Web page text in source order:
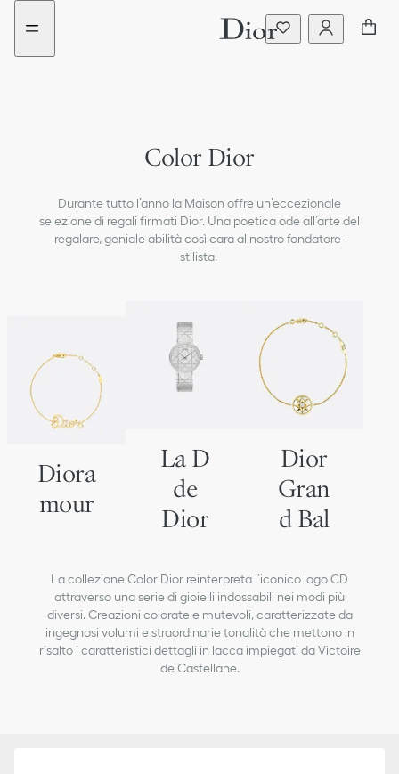
aria_goToMenu
Vai
contenuto
Color Dior
Durante tutto l’anno la Maison offre un’eccezionale
selezione di regali firmati Dior. Una poetica ode all’arte del
regalare, geniale abilità così cara al nostro fondatore-
stilista.
Diora
mour
La D
de
Dior
Dior
Gran
d Bal
La collezione Color Dior reinterpreta l’iconico logo CD
attraverso una serie di gioielli indossabili nei modi più
diversi. Creazioni colorate e mutevoli, caratterizzate da
ingegnosi volumi e straordinarie tonalità che mettono in
risalto i caratteristici dettagli in lacca impiegati da Victoire
de Castellane.